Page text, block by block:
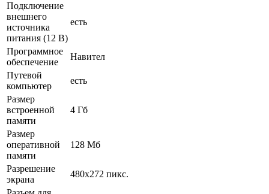
Подключение
внешнего
источника
питания (12 В)
есть
Программное
обеспечение
Навител
Путевой
компьютер
есть
Размер
встроенной
памяти
4 Гб
Размер
оперативной
памяти
128 Мб
Разрешение
экрана
480x272 пикс.